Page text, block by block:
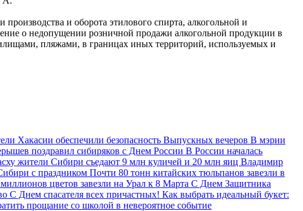
и оборота этилового спирта, алкогольной и
о недопущении розничной продажи алкогольной продукции в
пляжами, в границах иных территорий, используемых и
Хакасии обеспечили безопасность Выпускных вечеров В мэрии
поздравил сибиряков с Днем России В России началась
жители Сибири съедают 9 млн куличей и 20 млн яиц Владимир
с праздником Почти 80 тонн китайских тюльпанов завезли в
цветов завезли на Урал к 8 Марта С Днем Защитника
С Днем спасателя всех причастных! Как выбрать идеальный букет:
прощание со школой в невероятное событие